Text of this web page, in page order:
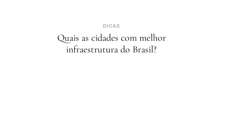
DICAS
Quais as cidades com melhor
infraestrutura do Brasil?